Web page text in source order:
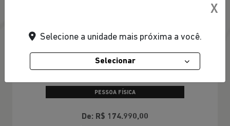
TAXA ZERO EM 24X
PESSOA FÍSICA
De: R$ 174.990,00
X
Selecione a unidade mais próxima a você.
Selecionar